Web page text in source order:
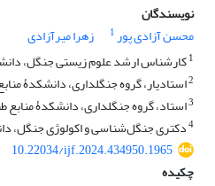
نویسندگان
محسن آزادی پور1 زهرا میرآزادی
1کارشناس ارشد علوم زیستی جنگل،
2استادیار، گروه جنگلداری، دانشکدۀ
3استاد، گروه جنگلداری، دانشکدۀ منابع
4دکتری جنگل‌شناسی و اکولوژی جنگل،
10.22034/ijf.2024.434950.1965
چکیده